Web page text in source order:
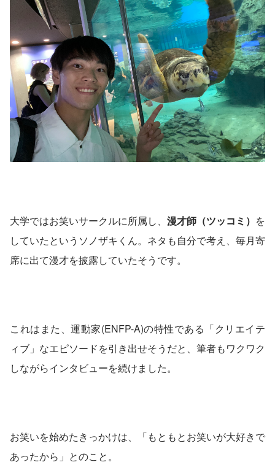
大学ではお笑いサークルに所属し、 漫才師（ツッコミ） を
していたというソノザキくん。ネタも自分で考え、毎月寄
席に出て漫才を披露していたそうです。
これはまた、運動家(ENFP-A)の特性である「クリエイテ
ィブ」なエピソードを引き出せそうだと、筆者もワクワク
しながらインタビューを続けました。
お笑いを始めたきっかけは、「もともとお笑いが大好きで
あったから」とのこと。